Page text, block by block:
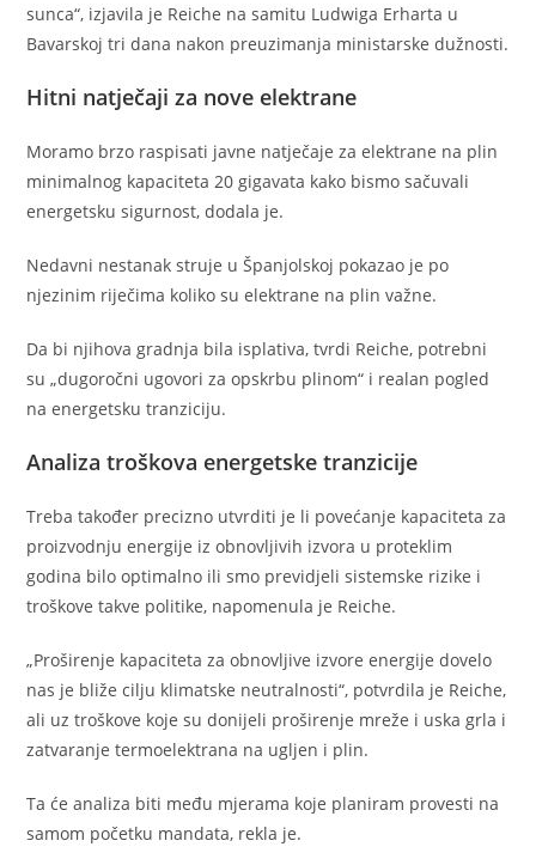
sunca“, izjavila je Reiche na samitu Ludwiga Erharta u
Bavarskoj tri dana nakon preuzimanja ministarske dužnosti.
Hitni natječaji za nove elektrane
Moramo brzo raspisati javne natječaje za elektrane na plin
minimalnog kapaciteta 20 gigavata kako bismo sačuvali
energetsku sigurnost, dodala je.
Nedavni nestanak struje u Španjolskoj pokazao je po
njezinim riječima koliko su elektrane na plin važne.
Da bi njihova gradnja bila isplativa, tvrdi Reiche, potrebni
su „dugoročni ugovori za opskrbu plinom“ i realan pogled
na energetsku tranziciju.
Analiza troškova energetske tranzicije
Treba također precizno utvrditi je li povećanje kapaciteta za
proizvodnju energije iz obnovljivih izvora u proteklim
godina bilo optimalno ili smo previdjeli sistemske rizike i
troškove takve politike, napomenula je Reiche.
„Proširenje kapaciteta za obnovljive izvore energije dovelo
nas je bliže cilju klimatske neutralnosti“, potvrdila je Reiche,
ali uz troškove koje su donijeli proširenje mreže i uska grla i
zatvaranje termoelektrana na ugljen i plin.
Ta će analiza biti među mjerama koje planiram provesti na
samom početku mandata, rekla je.